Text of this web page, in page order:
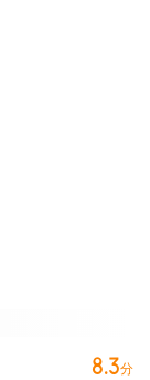
8.3分